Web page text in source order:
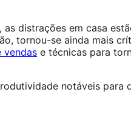
distrações em casa
tornou-se ainda mais
vendas e técnicas para
notáveis para